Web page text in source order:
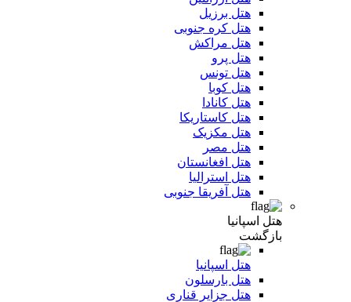
هتل برزیل
هتل کره جنوبی
هتل مراکش
هتل پرو
هتل تونس
هتل کوبا
هتل کانادا
هتل کاستاریکا
هتل مکزیک
هتل مصر
هتل افغانستان
هتل استرالیا
هتل آفریقا جنوبی
هتل اسپانیا
بازگشت
هتل اسپانیا
هتل بارسلون
هتل جزایر قناری